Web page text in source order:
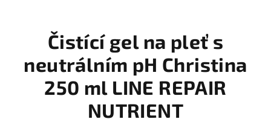
Čistící gel na pleť s
neutrálním pH Christina
250 ml LINE REPAIR
NUTRIENT